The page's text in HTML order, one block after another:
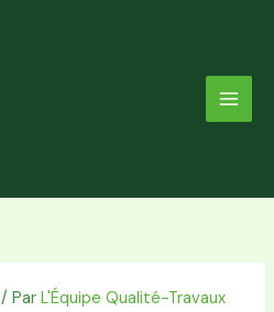
/ ParL'Équipe Qualité-Travaux